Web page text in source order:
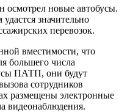
осмотрел новые автобусы.
значительно
перевозок.
вместимости, что
большего числа
ПАТП, они будут
сотрудников
размещены электронные
видеонаблюдения.